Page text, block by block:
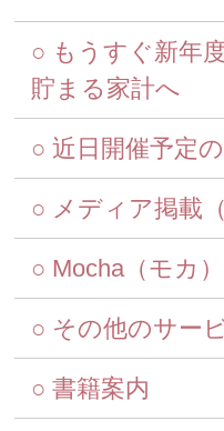
○ もうすぐ新年
貯まる家計へ
○ 近日開催予定
○ メディア掲載（
○ Mocha（モカ
○ その他のサー
○ 書籍案内